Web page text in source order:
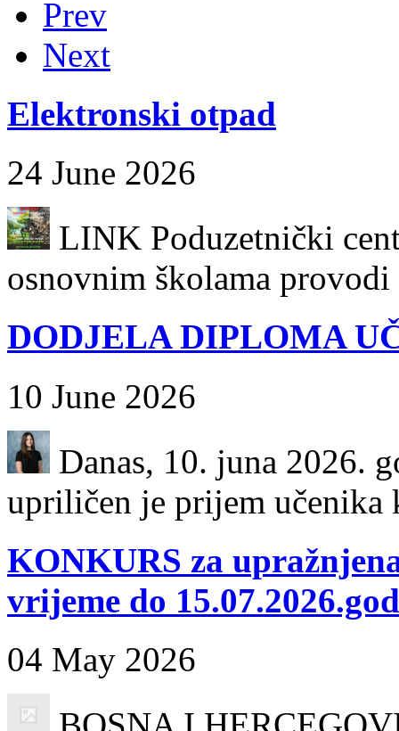
Prev
Next
Elektronski otpad
24 June 2026
LINK Poduzetnički
osnovnim školama
DODJELA DIPLOMA
10 June 2026
Danas, 10. juna 2026.
upriličen je prijem učenika
KONKURS za
vrijeme do
04 May 2026